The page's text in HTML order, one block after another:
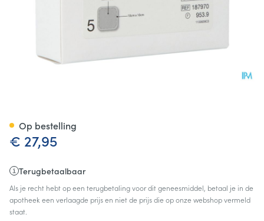
€ 27,95
Terugbetaalbaar
Als je recht hebt op een terugbetaling voor dit geneesmiddel, betaal je in de
apotheek een verlaagde prijs en niet de prijs die op onze webshop vermeld
staat.
Op bestelling